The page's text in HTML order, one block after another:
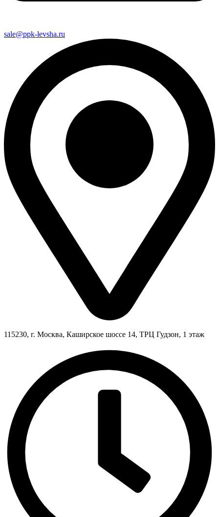
sale@ppk-levsha.ru
115230, г. Москва, Каширское шоссе 14, ТРЦ Гудзон, 1 этаж